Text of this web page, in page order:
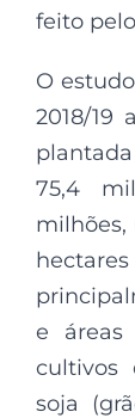
feito
O
2018/19
75,4
milhões,
hectares
e áreas
cultivos
soja